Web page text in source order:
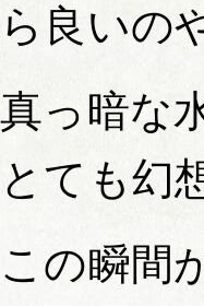
ら良いの
真っ暗な
とても幻
この瞬間